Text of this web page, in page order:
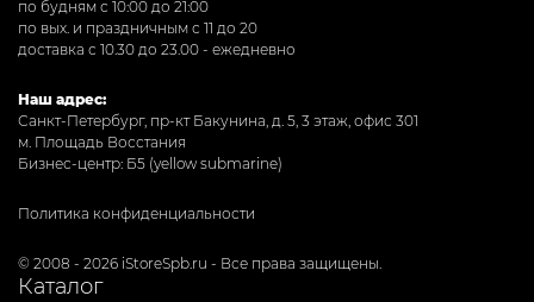
по будням с 10:00 до 21:00
по вых. и праздничным с 11 до 20
доставка с 10.30 до 23.00 - ежедневно
Наш адрес:
Санкт-Петербург, пр-кт Бакунина, д. 5, 3 этаж, офис 301
м. Площадь Восстания
Бизнес-центр: Б5 (yellow submarine)
Политика конфиденциальности
© 2008 - 2026 iStoreSpb.ru - Все права защищены.
Каталог